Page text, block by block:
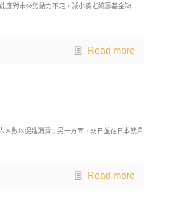
應對未來勞動力不足，減小養老統籌基金缺
Read more
人數以促進消費；另一方面，訪日並在日本就業
Read more